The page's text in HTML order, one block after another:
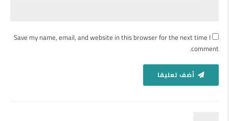
Save my name, email, and website in this browser for the next time I
comment.
أضف تعليقا